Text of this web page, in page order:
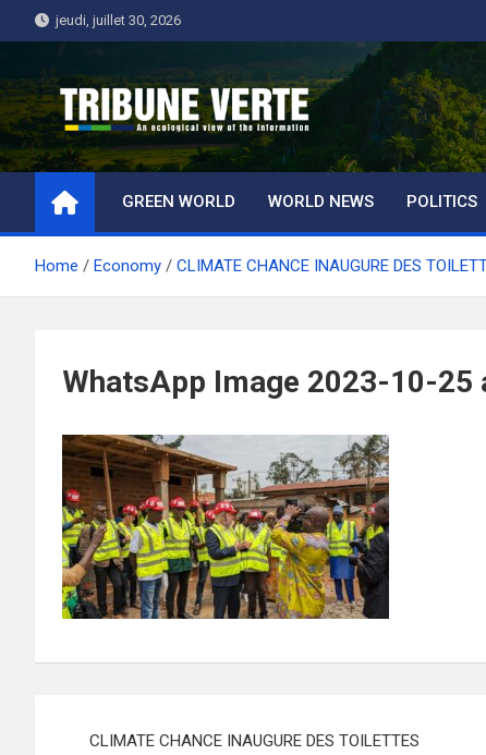
to
jeudi, juillet 30, 2026
Tribune Verte
Un regard écologique de l'information
GREEN WORLD WORLD NEWS POLITICS
Home Economy CLIMATE CHANCE INAUGURE DES
WhatsApp Image 2023-10-25
CLIMATE CHANCE INAUGURE DES TOILETTES